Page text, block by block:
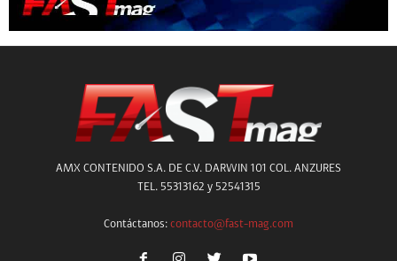
AMX CONTENIDO S.A. DE C.V. DARWIN 101 COL. ANZURES
TEL. 55313162 y 52541315
Contáctanos: contacto@fast-mag.com